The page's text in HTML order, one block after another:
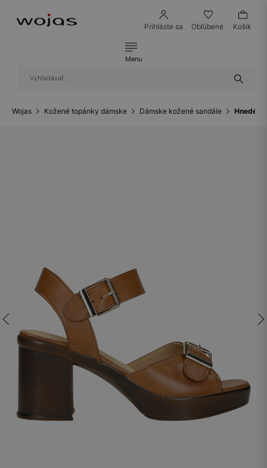
Prihláste sa Obľúbené Košík
Menu
Wojas Kožené topánky dámske Dámske kožené sandále Hnedé